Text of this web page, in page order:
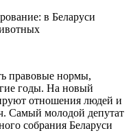
правовые нормы,
годы. На новый
отношения людей и
Самый молодой депутат
собрания Беларуси